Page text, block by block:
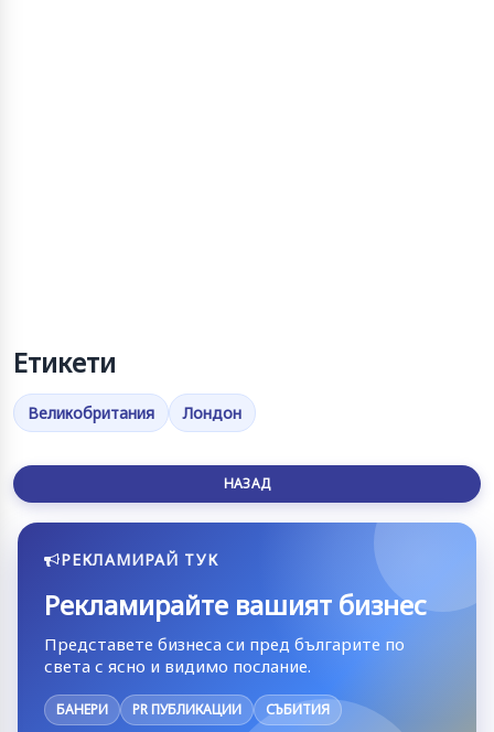
Етикети
Великобритания Лондон
НАЗАД
РЕКЛАМИРАЙ ТУК
Рекламирайте вашият бизнес
Представете бизнеса си пред българите по
света с ясно и видимо послание.
БАНЕРИ PR ПУБЛИКАЦИИ СЪБИТИЯ